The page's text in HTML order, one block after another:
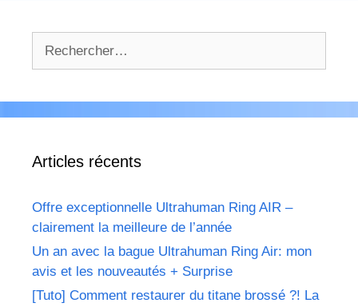
Articles récents
Offre exceptionnelle Ultrahuman Ring AIR –
clairement la meilleure de l’année
Un an avec la bague Ultrahuman Ring Air: mon
avis et les nouveautés + Surprise
[Tuto] Comment restaurer du titane brossé ?! La